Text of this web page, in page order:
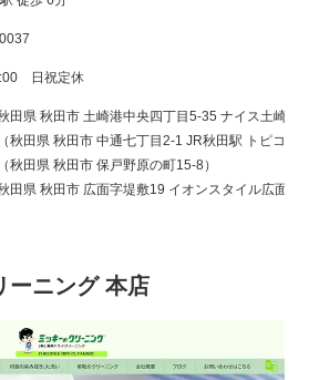
日祝定休
田県 秋田市 土崎港中央四丁目5-35 ナイス土崎店
秋田県 秋田市 中通七丁目2-1 JR秋田駅 トピコ内
秋田県 秋田市 保戸野原の町15-8）
田県 秋田市 広面字堤敷19 イオンスタイル広面店
ーニング 本店